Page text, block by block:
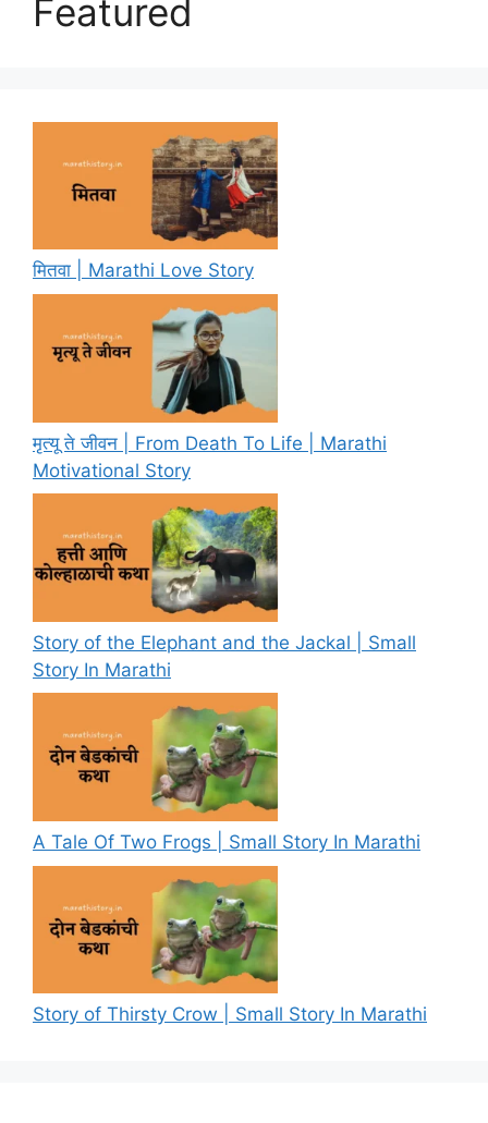
Featured
मितवा | Marathi Love Story
मृत्यू ते जीवन | From Death To Life | Marathi
Motivational Story
Story of the Elephant and the Jackal | Small
Story In Marathi
A Tale Of Two Frogs | Small Story In Marathi
Story of Thirsty Crow | Small Story In Marathi